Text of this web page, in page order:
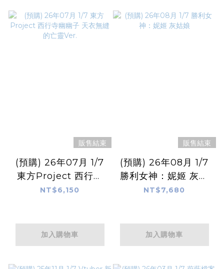
販售結束
(預購) 26年07月 1/7
東方Project 西行寺
幽幽子 天衣無縫的亡
NT$6,150
加入購物車
販售結束
(預購) 26年08月 1/7
勝利女神：妮姬 灰姑
娘
NT$7,680
加入購物車